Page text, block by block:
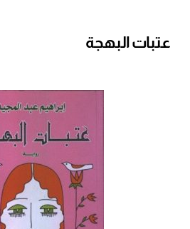
عتبات البهجة